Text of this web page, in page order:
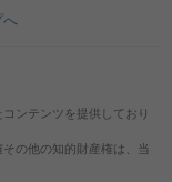
へ
ンテンツを提供しており
の他の知的財産権は、当